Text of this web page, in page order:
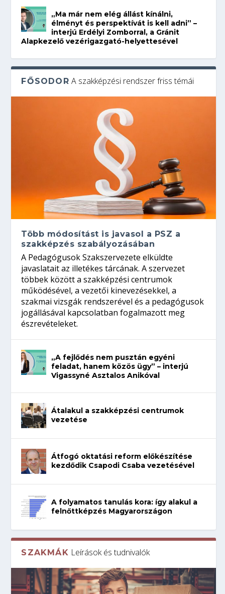
„Ma már nem elég állást kínálni,
élményt és perspektívát is kell adni” –
interjú Erdélyi Zomborral, a Gránit
Alapkezelő vezérigazgató-helyettesével
FŐSODOR A szakképzési rendszer friss témái
Több módosítást is javasol a PSZ a
szakképzés szabályozásában
A Pedagógusok Szakszervezete elküldte
javaslatait az illetékes tárcának. A szervezet
többek között a szakképzési centrumok
működésével, a vezetői kinevezésekkel, a
szakmai vizsgák rendszerével és a pedagógusok
jogállásával kapcsolatban fogalmazott meg
észrevételeket.
„A fejlődés nem pusztán egyéni
feladat, hanem közös ügy” – interjú
Vigassyné Asztalos Anikóval
Átalakul a szakképzési centrumok
vezetése
Átfogó oktatási reform előkészítése
kezdődik Csapodi Csaba vezetésével
A folyamatos tanulás kora: így alakul a
felnőttképzés Magyarországon
SZAKMÁK Leírások és tudnivalók